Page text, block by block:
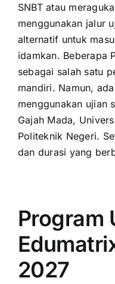
SNBT atau
menggunakan jalur
alternatif untuk
idamkan. Beberapa
sebagai salah satu
mandiri. Namun,
menggunakan ujian
Gajah Mada,
Politeknik Negeri.
dan durasi yang
Program
2027